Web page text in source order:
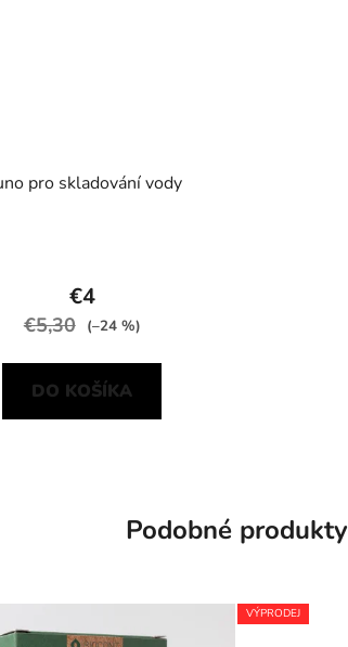
pro skladování vody
€4
€5,30 (–24 %)
DO KOŠÍKA
Podobné produkty
VÝPRODEJ